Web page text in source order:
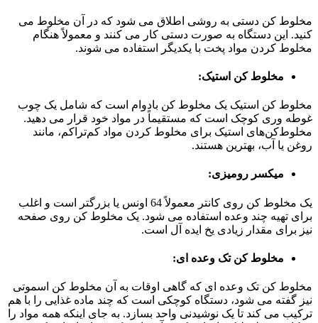
مخلوط کن دستی به روشی اطلاق می شود که در آن مخلوط می
کنید. این دستگاه به صورت دستی کار می کنند و معمولاً هنگام
مخلوط کردن مواد پخت با یکدیگر استفاده می شوند.
مخلوط کن استیک:
مخلوط کن استیک یک مخلوط کن بادوام است که شامل یک چوب
غوطه وری کوچک است که مستقیماً در مواد خود قرار می دهید.
مخلوط‌کن‌های استیک برای مخلوط کردن مواد کم‌تراکم، مانند
روغن یا آب، بهترین هستند.
میکسر رومیزی:
یک مخلوط کن روی کانتر معمولاً 64 اونس یا بزرگتر است و اغلب
برای تهیه چند وعده استفاده می شود. یک مخلوط کن روی صفحه
نیز برای مقدار زیادی یخ ایده آل است.
مخلوط کن تک وعده ای:
مخلوط کن تک وعده ای که گاهی اوقات به آن مخلوط کن اسموتی
نیز گفته می شود، دستگاه کوچکی است که چند ماده غذایی را با هم
ترکیب می کند تا یک نوشیدنی واحد بسازد. به جای اینکه همه مواد را